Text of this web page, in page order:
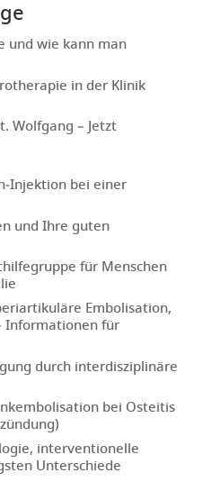
und wie kann man
in der Klinik
Wolfgang – Jetzt
bei einer
und Ihre guten
für Menschen
Embolisation,
Informationen für
durch interdisziplinäre
bei Osteitis
interventionelle
Unterschiede